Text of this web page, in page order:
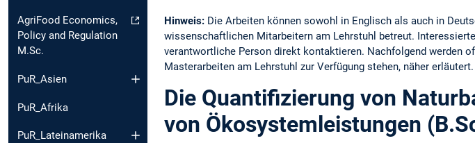
AgriFood Economics,
Policy and Regulation
M.Sc.
PuR_Asien
PuR_Afrika
PuR_Lateinamerika
Hinweis: Die Arbeiten können sowohl in Englisch als auch in
wissenschaftlichen Mitarbeitern am Lehrstuhl betreut.
verantwortliche Person direkt kontaktieren. Nachfolgend werden
Masterarbeiten am Lehrstuhl zur Verfügung stehen, näher erläutert.
Die Quantifizierung von
von Ökosystemleistungen